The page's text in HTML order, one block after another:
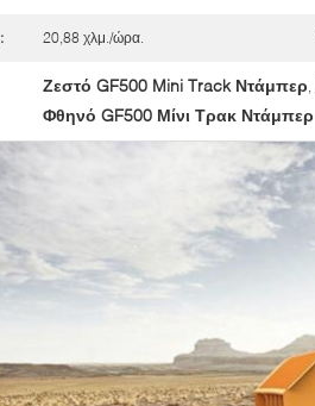
20,88 χλμ./ώρα.
Ζεστό GF500 Mini Track Ντάμπερ,
Φθηνό GF500 Μίνι Τρακ Ντάμπερ